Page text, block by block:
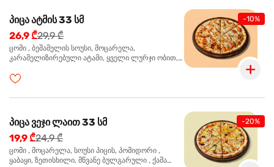
-10%
პიცა ატმის 33 სმ
26,9 ₾29,9 ₾
ცომი , ბეშამელის სოუსი, მოცარელა,
კარამელიზირებული ატამი, ყველი ლურჯი ობით,
-20%
პიცა ვეჯი ლაით 33 სმ
19,9 ₾24,9 ₾
ცომი , მოცარელა, სოუსი პიცის, პომიდორი ,
ყაბაყი, ზეთისხილი, მწვანე ბულგარული , ქამა